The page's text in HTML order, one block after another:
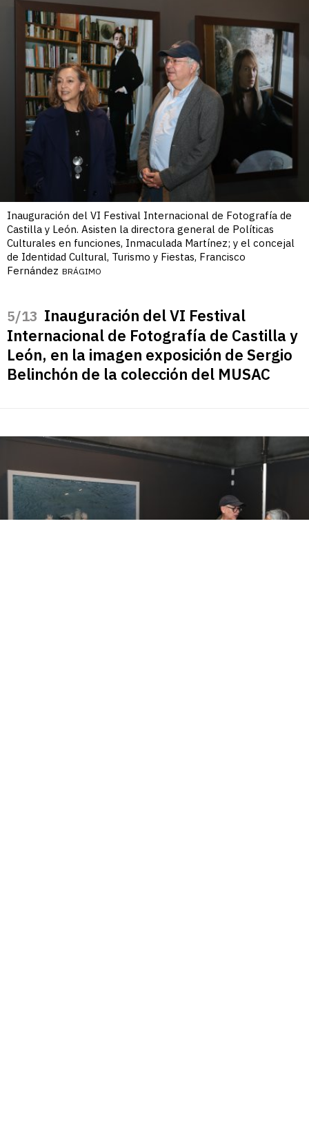
Inauguración del VI Festival Internacional de Fotografía de
Castilla y León. Asisten la directora general de Políticas
Culturales en funciones, Inmaculada Martínez; y el concejal
de Identidad Cultural, Turismo y Fiestas, Francisco
Fernández BRÁGIMO
/13 Inauguración del VI Festival
Internacional de Fotografía de Castilla y
León, en la imagen exposición de Sergio
Belinchón de la colección del MUSAC